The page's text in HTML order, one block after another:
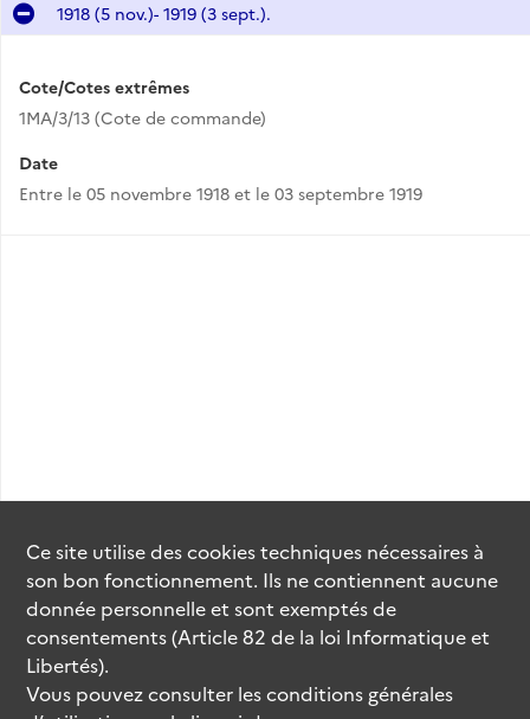
1918 (5 nov.)- 1919 (3 sept.).
Cote/Cotes extrêmes
1MA/3/13 (Cote de commande)
Date
Entre le 05 novembre 1918 et le 03 septembre 1919
Ce site utilise descookiestechniques nécessaires à
son bon fonctionnement. Ils ne contiennent aucune
donnée personnelle et sont exemptés de
consentements (Article 82 de la loi Informatique et
Libertés).
Vous pouvez consulter les conditions générales